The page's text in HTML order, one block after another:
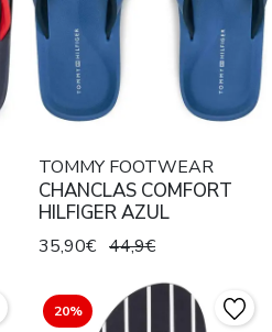
TOMMY FOOTWEAR
CHANCLAS COMFORT
HILFIGER AZUL
35,90€ 44,9€
20%